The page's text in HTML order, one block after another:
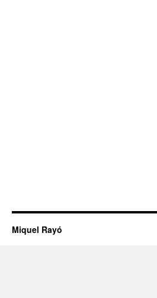
Miquel Rayó